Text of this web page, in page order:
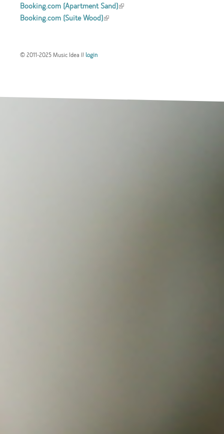
Booking.com (Apartment Sand)(link is
Booking.com (Suite Wood)(link is external)
© 2011-2025 Music Idea //login